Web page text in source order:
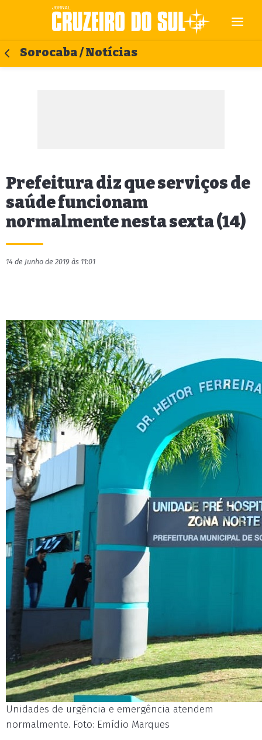
Sorocaba / Notícias
Prefeitura diz que serviços de
saúde funcionam
normalmente nesta sexta (14)
14 de Junho de 2019 às 11:01
Unidades de urgência e emergência atendem
normalmente. Foto: Emídio Marques